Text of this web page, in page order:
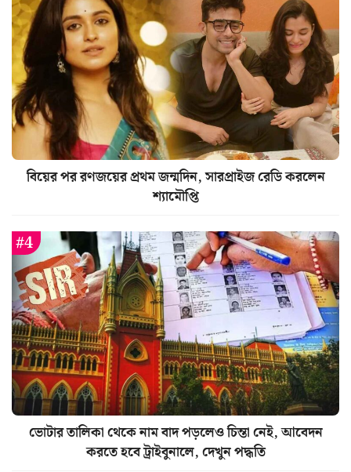
বিয়ের পর রণজয়ের প্রথম জন্মদিন, সারপ্রাইজ রেডি করলেন
শ্যামৌপ্তি
ভোটার তালিকা থেকে নাম বাদ পড়লেও চিন্তা নেই, আবেদন
করতে হবে ট্রাইবুনালে, দেখুন পদ্ধতি